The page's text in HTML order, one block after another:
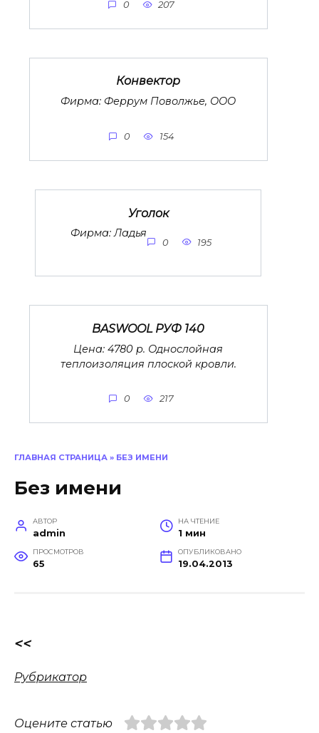
ГЛАВНАЯ СТРАНИЦА » БЕЗ ИМЕНИ
Без имени
АВТОР
admin
НА ЧТЕНИЕ
1 мин
ПРОСМОТРОВ
65
ОПУБЛИКОВАНО
19.04.2013
<<
Рубрикатор
Оцените статью
0 207
Конвектор
Фирма: Феррум Поволжье, ООО
0 154
Уголок
Фирма: Ладья
0 195
BASWOOL РУФ 140
Цена: 4780 р. Однослойная
теплоизоляция плоской кровли.
0 217